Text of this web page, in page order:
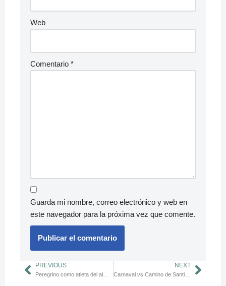
Web
Comentario *
Guarda mi nombre, correo electrónico y web en
este navegador para la próxima vez que comente.
PREVIOUS NEXT
Carnaval vs Camino de Santiago: Fiesta o Transformación